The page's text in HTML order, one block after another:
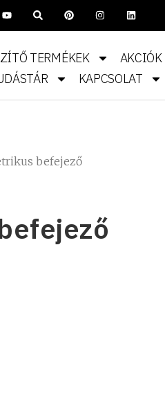
TERMÉKEK
AKCIÓK
KAPCSOLAT
befejező